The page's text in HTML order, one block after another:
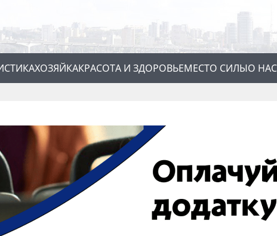
ХОЗЯЙКАКРАСОТА И ЗДОРОВЬЕМЕСТО СИЛЫО НАС
О